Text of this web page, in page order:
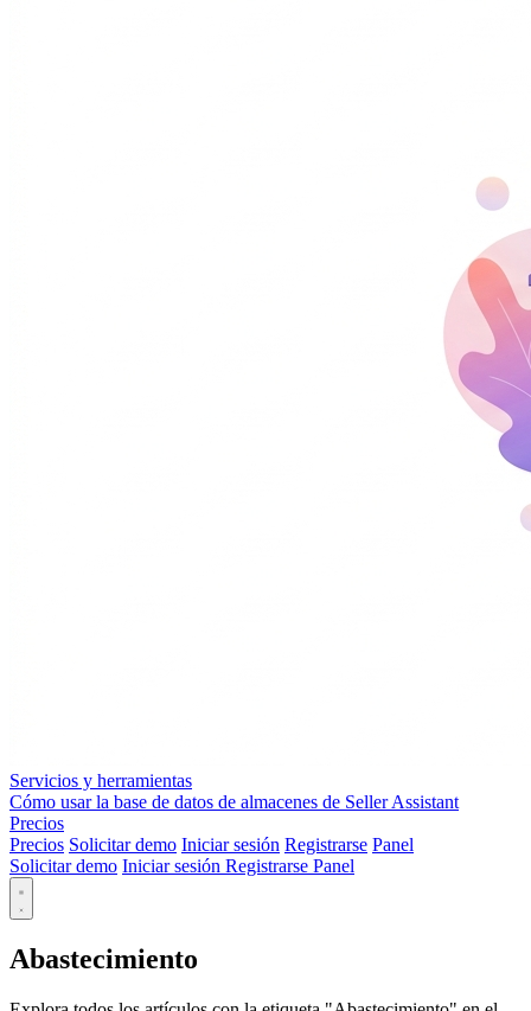
Servicios y herramientas
Cómo usar la base de datos de almacenes de Seller Assistant
Precios
Precios Solicitar demo Iniciar sesión Registrarse Panel
Solicitar demo Iniciar sesión Registrarse Panel
Abastecimiento